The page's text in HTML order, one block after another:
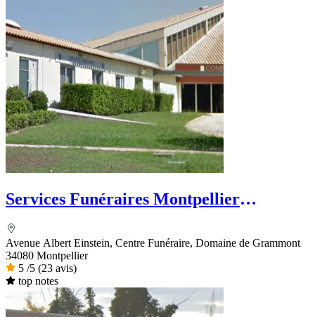
Services Funéraires Montpellier
Avenue Albert Einstein, Centre Funéraire, Domaine de Grammont
34080 Montpellier
5 /5 (23 avis)
top notes